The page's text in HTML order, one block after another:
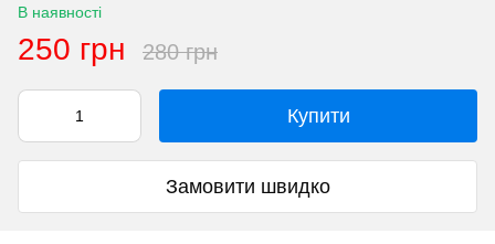
В наявності
250 грн 280 грн
Купити
Замовити швидко